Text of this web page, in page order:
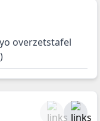
overzetstafel